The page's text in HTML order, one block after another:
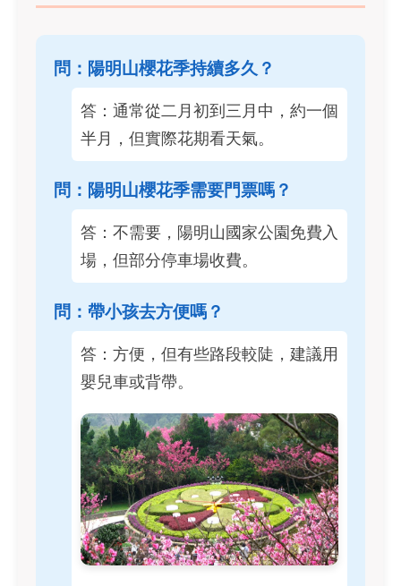
問：陽明山櫻花季持續多久？
答：通常從二月初到三月中，約一個
半月，但實際花期看天氣。
問：陽明山櫻花季需要門票嗎？
答：不需要，陽明山國家公園免費入
場，但部分停車場收費。
問：帶小孩去方便嗎？
答：方便，但有些路段較陡，建議用
嬰兒車或背帶。